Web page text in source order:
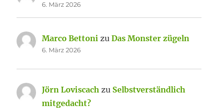
6. März 2026
Marco Bettoni zuDas Monster zügeln
6. März 2026
Jörn Loviscach zu Selbstverständlich
mitgedacht?